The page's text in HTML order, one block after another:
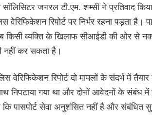
जनरल टी.एम. शम्सी ने प्रतिवाद
वेरिफिकेशन रिपोर्ट पर निर्भर रहना पड़ता
व्यक्ति के खिलाफ सीआईडी की ओर से
नहीं कर सकता है।
वेरिफिकेशन रिपोर्ट दो मामलों के संदर्भ में
निपटाया गया था और दोनों आवेदनों के संबंध में
कि पासपोर्ट सेवा अनुशंसित नहीं है और संबंधित